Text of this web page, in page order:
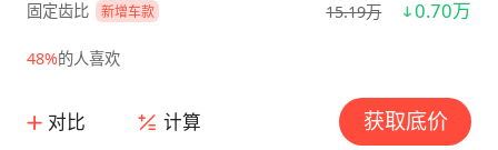
15.19万
0.70万
固定齿比 新增车款
48%的人喜欢
对比 计算 获取底价